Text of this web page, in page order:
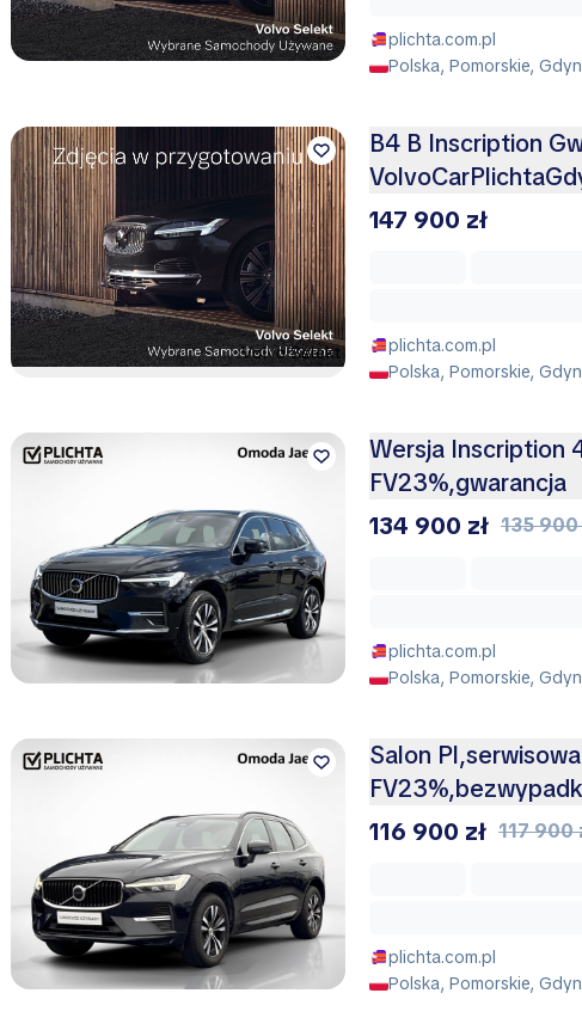
plichta.com.pl
Polska, Pomorskie,
B4 B Inscription
147 900 zł
plichta.com.pl
Polska, Pomorskie,
Wersja Inscription
FV23%,gwarancja
134 900 zł 135 900
plichta.com.pl
Polska, Pomorskie,
Salon
116 900 zł 117 900
plichta.com.pl
Polska, Pomorskie,